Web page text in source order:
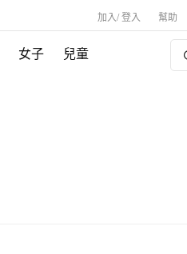
加入/登入 幫助
女子 兒童